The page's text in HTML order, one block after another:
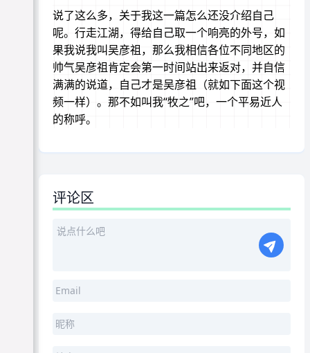
说了这么多，关于我这一篇怎么还没介绍自己
呢。行走江湖，得给自己取一个响亮的外号，如
果我说我叫吴彦祖，那么我相信各位不同地区的
帅气吴彦祖肯定会第一时间站出来返对，并自信
满满的说道，自己才是吴彦祖（就如下面这个视
频一样）。那不如叫我“牧之”吧，一个平易近人
的称呼。
评论区